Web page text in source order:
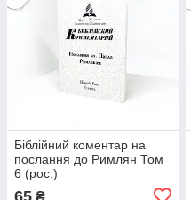
Біблійний коментар на
послання до Римлян Том
6 (рос.)
65 ₴